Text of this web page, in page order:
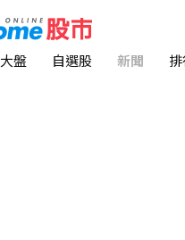
大盤 自選股 新聞